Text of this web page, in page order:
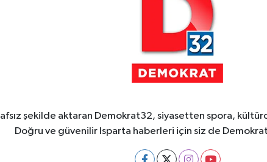
şekilde aktaran Demokrat32, siyasetten spora,
Doğru ve güvenilir Isparta haberleri için siz de